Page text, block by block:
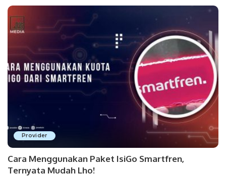
Provider
Cara Menggunakan Paket IsiGo Smartfren,
Ternyata Mudah Lho!